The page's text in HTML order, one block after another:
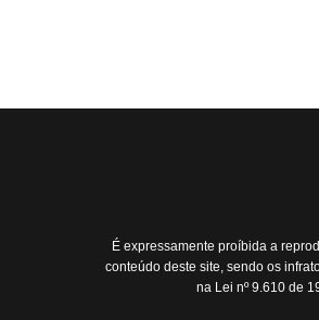
É expressamente proíbida a
conteúdo deste site, sendo os
na Lei nº 9.610 de